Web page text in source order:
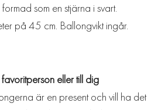
som en stjärna i svart.
på 45 cm. Ballongvikt ingår.
eller till dig
är en present och vill ha det